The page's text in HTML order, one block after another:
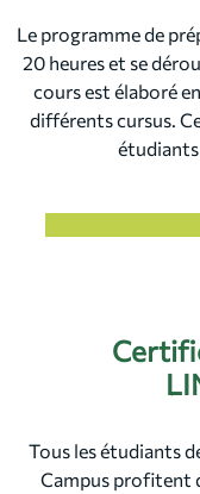
Le programme de
20 heures et se
cours est élaboré
différents cursus.
Tous les étudiants
Campus profitent